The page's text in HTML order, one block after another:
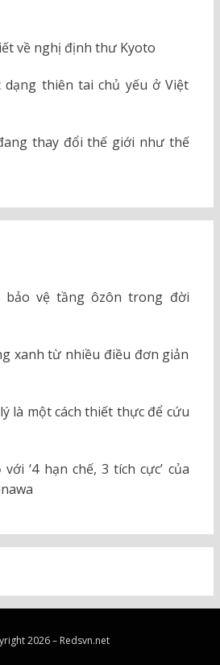
về nghị định thư Kyoto
dạng thiên tai chủ yếu ở Việt
thay đổi thế giới như thế
bảo vệ tầng ôzôn trong đời
xanh từ nhiều điều đơn giản
là một cách thiết thực để cứu
‘4 hạn chế, 3 tích cực’ của
2026 – Redsvn.net